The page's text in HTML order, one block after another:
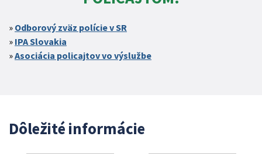
Odborový zväz polície v SR
IPA Slovakia
Asociácia policajtov vo výslužbe
Dôležité informácie